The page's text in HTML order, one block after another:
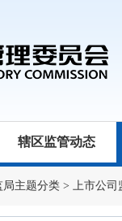
辖区监管动态
局主题分类 > 上市公司